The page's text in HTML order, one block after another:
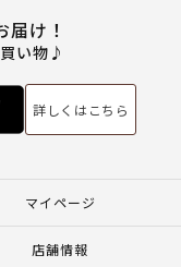
け！
い物♪
詳しくはこちら
マイページ
店舗情報